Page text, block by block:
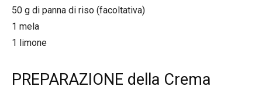
50 g di panna di riso (facoltativa)
1 mela
1 limone
PREPARAZIONE della Crema